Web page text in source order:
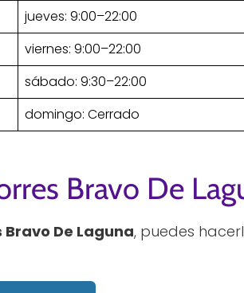
jueves: 9:00–22:00
viernes: 9:00–22:00
sábado: 9:30–22:00
domingo: Cerrado
Bravo De
De Laguna, puedes